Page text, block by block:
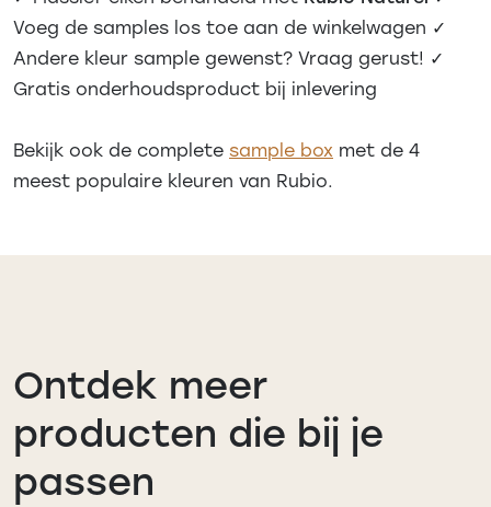
Voeg de samples los toe aan de winkelwagen ✓
Andere kleur sample gewenst? Vraag gerust! ✓
Gratis onderhoudsproduct bij inlevering
Bekijk ook de complete sample box met de 4
meest populaire kleuren van Rubio.
Ontdek meer
producten die bij je
passen